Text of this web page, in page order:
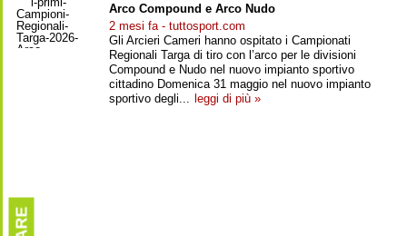
Arco Compound e Arco Nudo
2 mesi fa - tuttosport.com
Gli Arcieri Cameri hanno ospitato i Campionati
Regionali Targa di tiro con l’arco per le divisioni
Compound e Nudo nel nuovo impianto sportivo
cittadino Domenica 31 maggio nel nuovo impianto
sportivo degli... leggi di più »